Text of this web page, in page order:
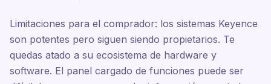
Limitaciones para el comprador: los sistemas Keyence
son potentes pero siguen siendo propietarios. Te
quedas atado a su ecosistema de hardware y
software. El panel cargado de funciones puede ser